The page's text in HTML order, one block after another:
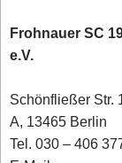
Frohnauer SC
e.V.
Schönfließer Str.
A, 13465 Berlin
Tel. 030 – 406